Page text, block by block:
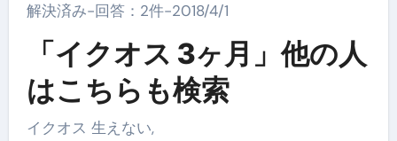
解決済み-回答：2件-2018/4/1
「イクオス 3ヶ月」他の人
はこちらも検索
イクオス 生えない,